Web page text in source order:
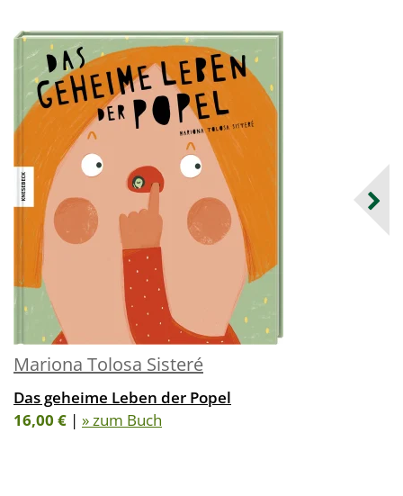
Mariona Tolosa Sisteré
Das geheime Leben der Popel
16,00 € | » zum Buch